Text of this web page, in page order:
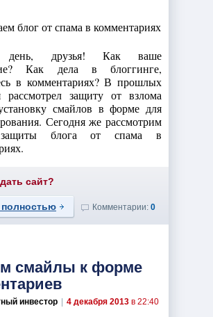
день, друзья! Как ваше
Как дела в блоггинге,
в комментариях? В прошлых
рассмотрел защиту от взлома
смайлов в форме для
Сегодня же рассмотрим
блога от спама в
сайт?
полностью Комментарии: 0
смайлы к форме
инвестор 4 декабря 2013 в 22:40